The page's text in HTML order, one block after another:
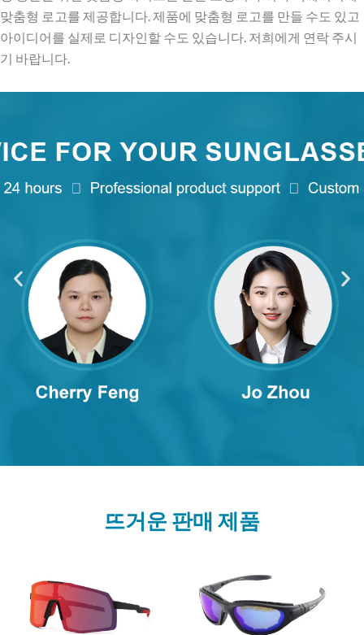
맞춤형 로고를 제공합니다. 제품에 맞춤형 로고를 만들 수도 있고
아이디어를 실제로 디자인할 수도 있습니다. 저희에게 연락 주시
기 바랍니다.
뜨거운 판매 제품